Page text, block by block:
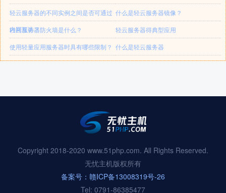
轻云服务器的不同实例之间是否可通过
内网互访？
什么是轻云服务器镜像？
轻云服务器防火墙是什么？
轻云服务器得典型应用
使用轻量应用服务器时具有哪些限制？ 什么是轻云服务器
Copyright 2018-2020 www.51php.com. All Rights Reserved.
无忧主机版权所有
备案号：赣ICP备13008319号-26
Tel: 0791-86385477